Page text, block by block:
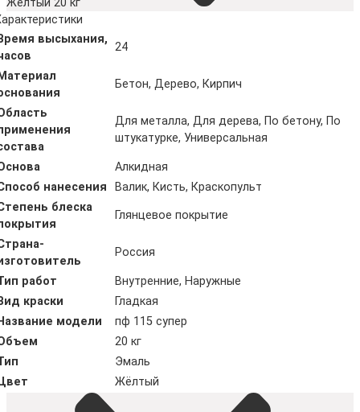
Жёлтый 20 кг
высыхания,
24
Бетон, Дерево, Кирпич
Для металла, Для дерева, По бетону, По
штукатурке, Универсальная
Алкидная
нанесения
Валик, Кисть, Краскопульт
блеска
Глянцевое покрытие
Россия
работ
Внутренние, Наружные
краски
Гладкая
модели
пф 115 супер
20 кг
Эмаль
Жёлтый